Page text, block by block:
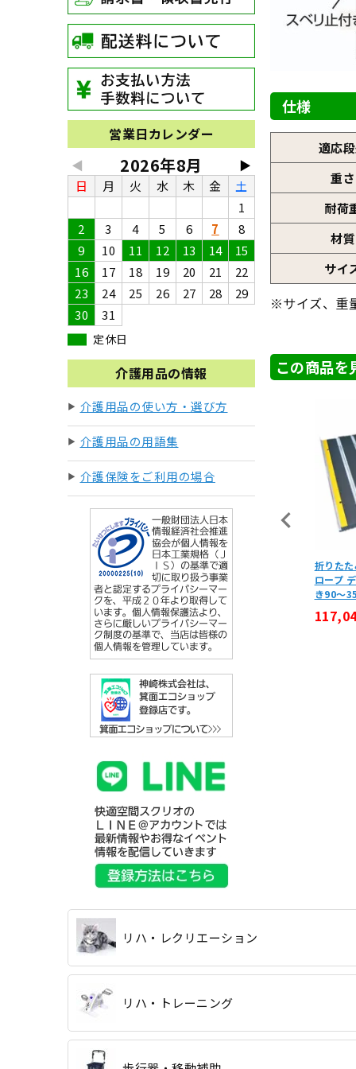
営業日カレンダー
◀ ▶
2026年8月
日 月 火 水 木 金
土
1
2
3 4 5 6 7
8
9
10 11 12 13 14
15
16
17 18 19 20 21
22
23
24 25 26 27 28
29
30
31
定休日
介護用品の情報
介護用品の使い方・選び方
介護用品の用語集
介護保険をご利用の場合
仕様
適応
重さ
耐荷
材質
サイ
※サイズ、重
この商品を
ハート3 片足販売 サイズ21c
屋内・屋外兼用段差解消スロープ
ダンスロープミニ 高さ1～6cm
3,850円(税込)
折りた
ロープ
き90～
リハ・レクリエーション
リハ・トレーニング